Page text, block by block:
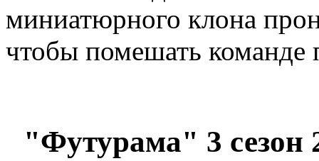
миниатюрного клона
чтобы помешать команде
"Футурама" 3 сезон